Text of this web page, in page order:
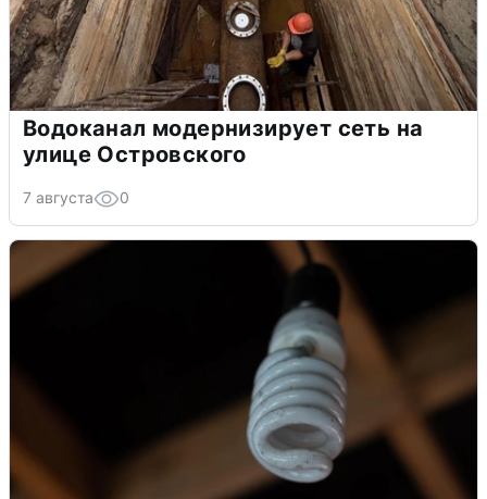
Водоканал модернизирует сеть на
улице Островского
7 августа 0